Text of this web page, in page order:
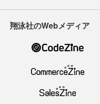
翔泳社のWebメディア